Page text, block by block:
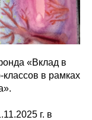
«Вклад в
в рамках
г. в